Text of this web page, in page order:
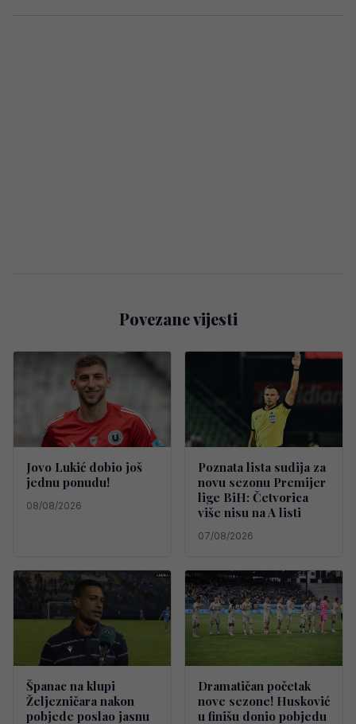
Povezane vijesti
Jovo Lukić dobio još
jednu ponudu!
08/08/2026
Poznata lista sudija za
novu sezonu Premijer
lige BiH: Četvorica
više nisu na A listi
07/08/2026
Španac na klupi
Željezničara nakon
pobjede poslao jasnu
Dramatičan početak
nove sezone! Husković
u finišu donio pobjedu